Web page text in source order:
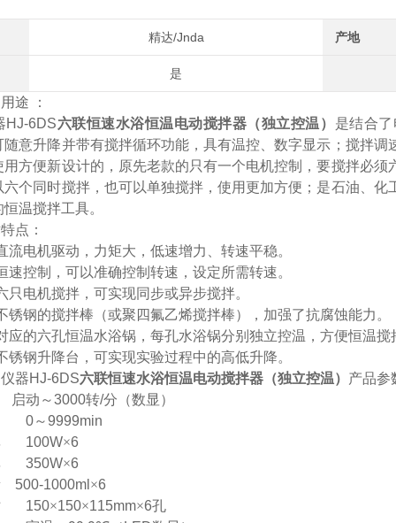
精达/Jnda 产地
是
途
：
HJ-6DS六联恒速水浴恒温电动搅拌器（独立控温） 是结合
随意升降并带有搅拌循环功能，具有温控、数字显示；搅拌
用方便新设计的，原先老款的只有一个电机控制，要搅拌必
六个同时搅拌，也可以单独搅拌，使用更加方便；是石油、
温搅拌工具。
点：
流电机驱动，力矩大，低速增力、转速平稳。
速控制，可以准确控制转速，设定所需转速。
只电机搅拌，可实现同步或异步搅拌。
锈钢的搅拌棒（或聚四氟乙烯搅拌棒），加强了抗腐蚀能力。
应的六孔恒温水浴锅，每孔水浴锅分别独立控温，方便恒温搅
锈钢升降台，可实现实验过程中的高低升降。
器HJ-6DS六联恒速水浴恒温电动搅拌器（独立控温） 产品参
启动～3000转/分（数显）
0～9999min
100W×6
350W×6
500-1000ml ×6
150×150×115mm×6孔